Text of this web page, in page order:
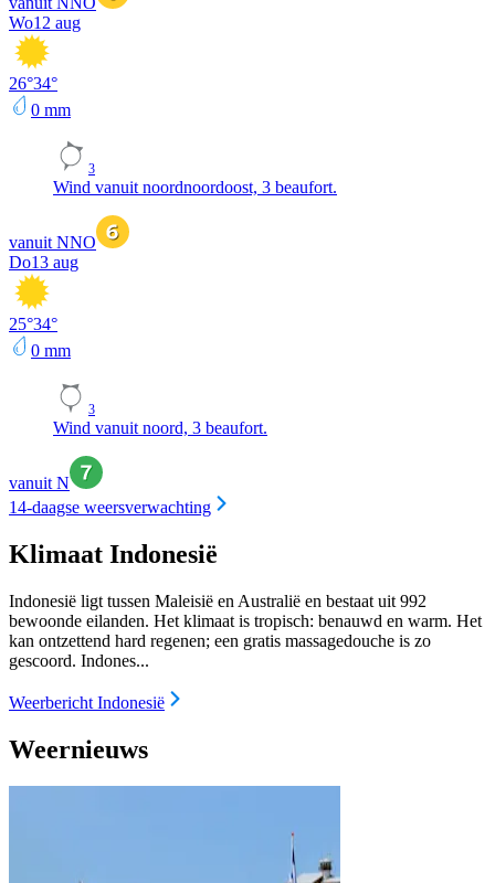
Wo12 aug
26°34°
0 mm
3
Wind vanuit noordnoordoost, 3 beaufort.
vanuit NNO
Do13 aug
25°34°
0 mm
3
Wind vanuit noord, 3 beaufort.
vanuit N
14-daagse weersverwachting
Klimaat Indonesië
Indonesië ligt tussen Maleisië en Australië en bestaat uit 992
bewoonde eilanden. Het klimaat is tropisch: benauwd en warm. Het
kan ontzettend hard regenen; een gratis massagedouche is zo
gescoord. Indones...
Weerbericht Indonesië
Weernieuws